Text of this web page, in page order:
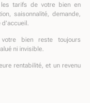
les tarifs de votre bien en
saisonnalité, demande,
bien reste toujours
ni invisible.
rentabilité, et un revenu